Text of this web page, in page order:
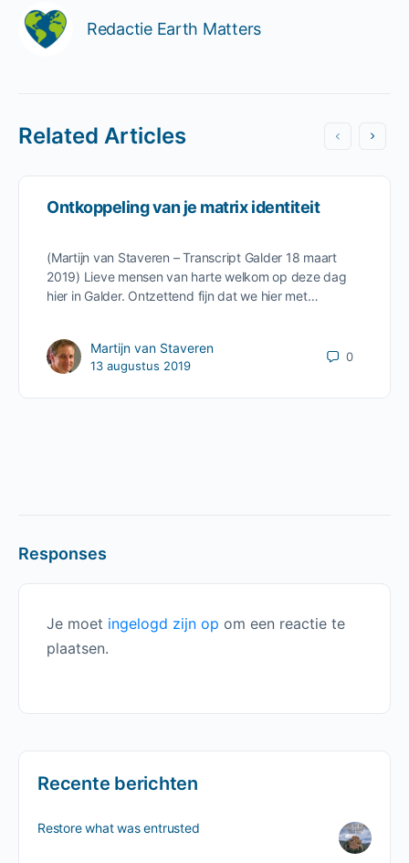
Redactie Earth Matters
Related Articles
Ontkoppeling van je matrix identiteit
(Martijn van Staveren – Transcript Galder 18 maart
2019) Lieve mensen van harte welkom op deze dag
hier in Galder. Ontzettend fijn dat we hier met…
Martijn van Staveren
13 augustus 2019
0
Responses
Je moet ingelogd zijn op om een reactie te
plaatsen.
Recente berichten
Restore what was entrusted